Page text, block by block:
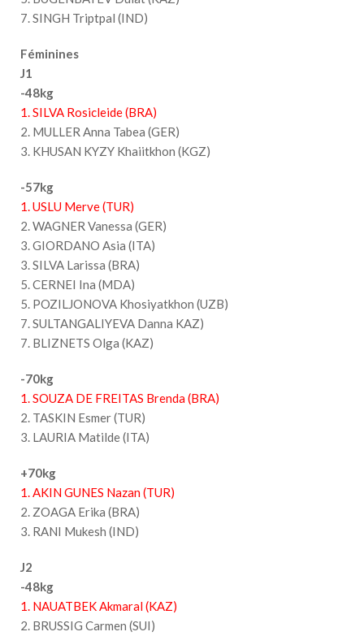
7. SINGH Triptpal (IND)
Féminines
J1
-48kg
1. SILVA Rosicleide (BRA)
2. MULLER Anna Tabea (GER)
3. KHUSAN KYZY Khaiitkhon (KGZ)
-57kg
1. USLU Merve (TUR)
2. WAGNER Vanessa (GER)
3. GIORDANO Asia (ITA)
3. SILVA Larissa (BRA)
5. CERNEI Ina (MDA)
5. POZILJONOVA Khosiyatkhon (UZB)
7. SULTANGALIYEVA Danna KAZ)
7. BLIZNETS Olga (KAZ)
-70kg
1. SOUZA DE FREITAS Brenda (BRA)
2. TASKIN Esmer (TUR)
3. LAURIA Matilde (ITA)
+70kg
1. AKIN GUNES Nazan (TUR)
2. ZOAGA Erika (BRA)
3. RANI Mukesh (IND)
J2
-48kg
1. NAUATBEK Akmaral (KAZ)
2. BRUSSIG Carmen (SUI)